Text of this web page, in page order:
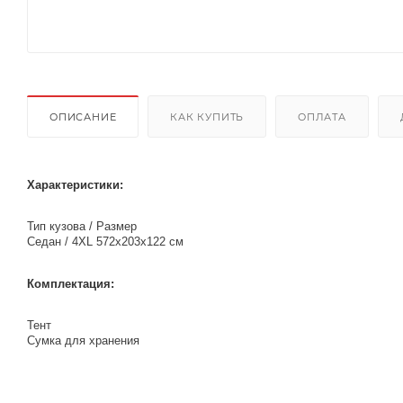
ОПИСАНИЕ КАК КУПИТЬ ОПЛАТА
Характеристики:
Тип кузова / Размер
Седан / 4XL 572х203х122 см
Комплектация:
Тент
Сумка для хранения